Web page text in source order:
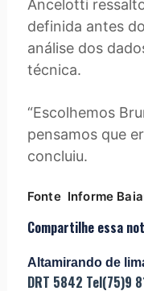
Ancelotti
definida antes
análise dos
técnica.
“Escolhemos
pensamos que
concluiu.
Fonte Informe
Compartilhe essa
Altamirando de
DRT 5842 Tel(75)9